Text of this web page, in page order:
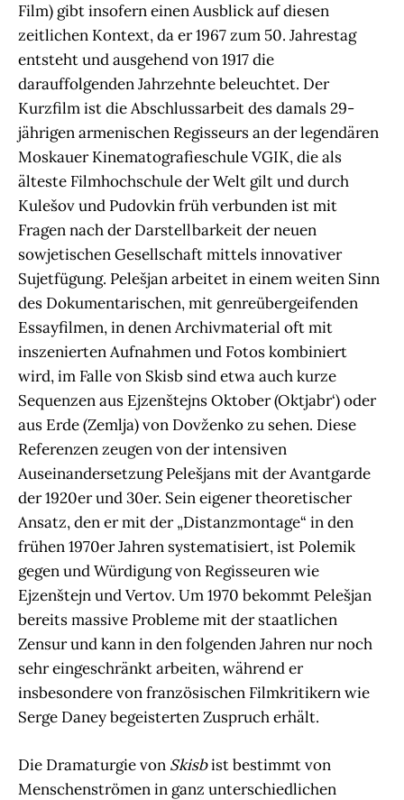
Film) gibt insofern einen Ausblick auf diesen
zeitlichen Kontext, da er 1967 zum 50. Jahrestag
entsteht und ausgehend von 1917 die
darauffolgenden Jahrzehnte beleuchtet. Der
Kurzfilm ist die Abschlussarbeit des damals 29-
jährigen armenischen Regisseurs an der legendären
Moskauer Kinematografieschule VGIK, die als
älteste Filmhochschule der Welt gilt und durch
Kulešov und Pudovkin früh verbunden ist mit
Fragen nach der Darstellbarkeit der neuen
sowjetischen Gesellschaft mittels innovativer
Sujetfügung. Pelešjan arbeitet in einem weiten Sinn
des Dokumentarischen, mit genreübergeifenden
Essayfilmen, in denen Archivmaterial oft mit
inszenierten Aufnahmen und Fotos kombiniert
wird, im Falle von Skisb sind etwa auch kurze
Sequenzen aus Ejzenštejns Oktober (Oktjabr‘) oder
aus Erde (Zemlja) von Dovženko zu sehen. Diese
Referenzen zeugen von der intensiven
Auseinandersetzung Pelešjans mit der Avantgarde
der 1920er und 30er. Sein eigener theoretischer
Ansatz, den er mit der „Distanzmontage“ in den
frühen 1970er Jahren systematisiert, ist Polemik
gegen und Würdigung von Regisseuren wie
Ejzenštejn und Vertov. Um 1970 bekommt Pelešjan
bereits massive Probleme mit der staatlichen
Zensur und kann in den folgenden Jahren nur noch
sehr eingeschränkt arbeiten, während er
insbesondere von französischen Filmkritikern wie
Serge Daney begeisterten Zuspruch erhält.
Die Dramaturgie von Skisbist bestimmt von
Menschenströmen in ganz unterschiedlichen